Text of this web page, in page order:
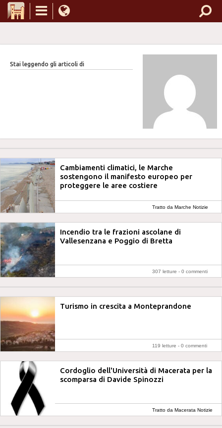
Stai leggendo gli articoli di
Cambiamenti climatici, le Marche
sostengono il manifesto europeo per
proteggere le aree costiere
Tratto da Marche Notizie
Incendio tra le frazioni ascolane di
Vallesenzana e Poggio di Bretta
307 letture - 0 commenti
Turismo in crescita a Monteprandone
119 letture - 0 commenti
Cordoglio dell'Università di Macerata per la
scomparsa di Davide Spinozzi
Tratto da Macerata Notizie